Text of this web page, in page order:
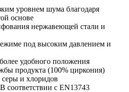
уровнем шума благодаря
основе
нержавеющей стали и
под высоким давлением и
удобного положения
продукта (100% циркония)
и хлоридов
с EN13743